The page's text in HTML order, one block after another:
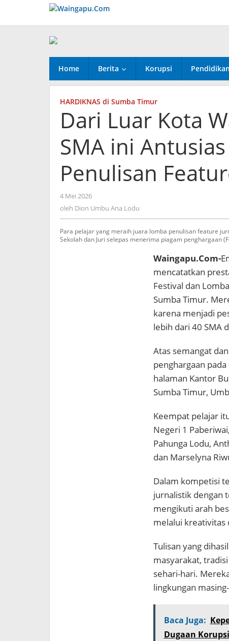
konten
Home Berita Korupsi Pendidikan
HARDIKNAS di Sumba Timur
Dari Luar Kota
SMA ini
Penulisan
4 Mei 2026
Dion
Lodu
oleh Dion Umbu Ana Lodu
Para pelajar yang meraih juara lomba penulisan feature
Sekolah dan Juri selepas menerima piagam penghargaan
Waingapu.Com-
mencatatkan
Festival dan
Sumba Timur.
karena menjadi
lebih dari 40 SMA
Atas semangat
penghargaan
halaman Kantor
Sumba Timur,
Keempat pelajar
Negeri 1
Pahunga Lodu,
dan Marselyna
Dalam kompetisi
jurnalistik dengan
mengikuti arah
melalui kreativitas
Tulisan yang
masyarakat,
sehari-hari.
lingkungan
Baca Juga:
Dugaan